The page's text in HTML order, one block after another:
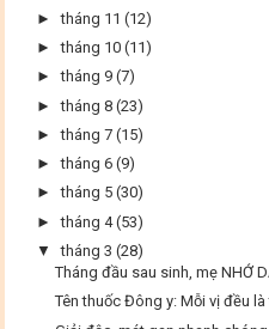
►tháng 11 (12)
►tháng 10 (11)
►tháng 9 (7)
►tháng 8 (23)
►tháng 7 (15)
►tháng 6 (9)
►tháng 5 (30)
►tháng 4 (53)
▼
tháng 3 (28)
Tháng đầu sau sinh, mẹ NHỚ
Tên thuốc Đông y: Mỗi vị đều